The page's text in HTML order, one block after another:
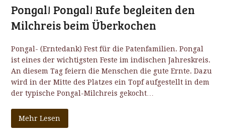
Pongal! Pongal! Rufe begleiten den
Milchreis beim Überkochen
Pongal- (Erntedank) Fest für die Patenfamilien. Pongal
ist eines der wichtigsten Feste im indischen Jahreskreis.
An diesem Tag feiern die Menschen die gute Ernte. Dazu
wird in der Mitte des Platzes ein Topf aufgestellt in dem
der typische Pongal-Milchreis gekocht…
Mehr Lesen